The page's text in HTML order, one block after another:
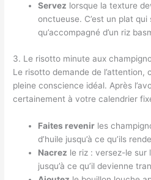
Servez lorsque la texture
onctueuse. C’est un plat
qu’accompagné d’un riz
3. Le risotto minute aux
Le risotto demande de l’attention,
pleine conscience idéal. Après
certainement à votre calendrier
Faites revenir les
d’huile jusqu’à ce qu’ils
Nacrez le riz : versez-le sur
jusqu’à ce qu’il devienne